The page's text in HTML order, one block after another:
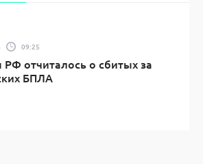
09:25
отчиталось о сбитых за
БПЛА